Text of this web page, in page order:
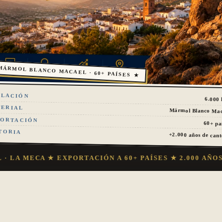
BLANCO MACAEL · 60+ PAÍSES ★
6.000
Mármol Blanco
60+
+2.000 años de
★ EXPORTACIÓN A 60+ PAÍSES ★ 2.000 AÑOS DE